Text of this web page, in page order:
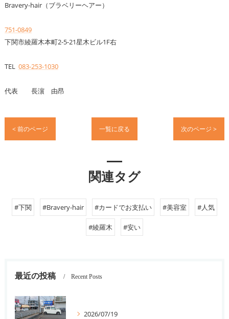
Bravery-hair（ブラベリーヘアー）
751-0849
下関市綾羅木本町2-5-21星木ビル1F右
TEL 083-253-1030
代表 長濵 由昂
< 前のページ 一覧に戻る 次のページ >
関連タグ
#下関 #Bravery-hair #カードでお支払い #美容室 #人気
#綾羅木 #安い
最近の投稿 Recent Posts
2026/07/19